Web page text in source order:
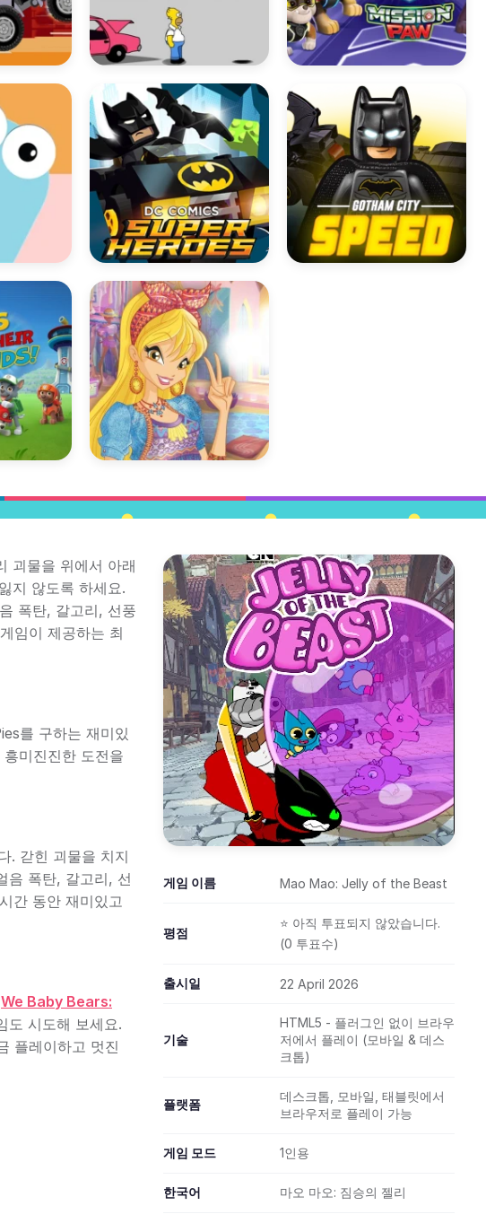
괴물을 위에서 아래
지 않도록 하세요.
폭탄, 갈고리, 선풍
임이 제공하는 최
를 구하는 재미있
미진진한 도전을
. 갇힌 괴물을 치지
음 폭탄, 갈고리, 선
간 동안 재미있고
We Baby Bears:
도 시도해 보세요.
플레이하고 멋진
게임 이름 Mao Mao: Jelly of the Beast
평점
⭐ 아직 투표되지 않았습니다.
(0 투표수)
출시일 22 April 2026
기술
HTML5 - 플러그인 없이 브라우
저에서 플레이 (모바일 & 데스
크톱)
플랫폼
데스크톱, 모바일, 태블릿에서
브라우저로 플레이 가능
게임 모드 1인용
한국어 마오 마오: 짐승의 젤리